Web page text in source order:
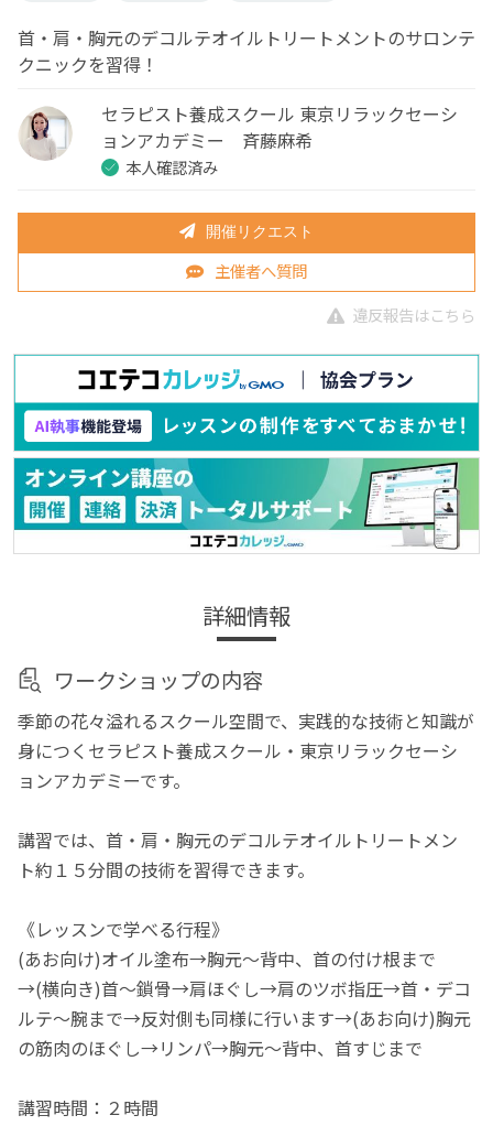
首・肩・胸元のデコルテオイルトリートメントのサロンテ
クニックを習得！
セラピスト養成スクール 東京リラックセーシ
ョンアカデミー 斉藤麻希
本人確認済み
開催リクエスト
主催者へ質問
違反報告はこちら
詳細情報
ワークショップの内容
季節の花々溢れるスクール空間で、実践的な技術と知識が
身につくセラピスト養成スクール・東京リラックセーシ
ョンアカデミーです。
講習では、首・肩・胸元のデコルテオイルトリートメン
ト約１５分間の技術を習得できます。
《レッスンで学べる行程》
(あお向け)オイル塗布→胸元～背中、首の付け根まで
→(横向き)首～鎖骨→肩ほぐし→肩のツボ指圧→首・デコ
ルテ～腕まで→反対側も同様に行います→(あお向け)胸元
の筋肉のほぐし→リンパ→胸元～背中、首すじまで
講習時間：２時間